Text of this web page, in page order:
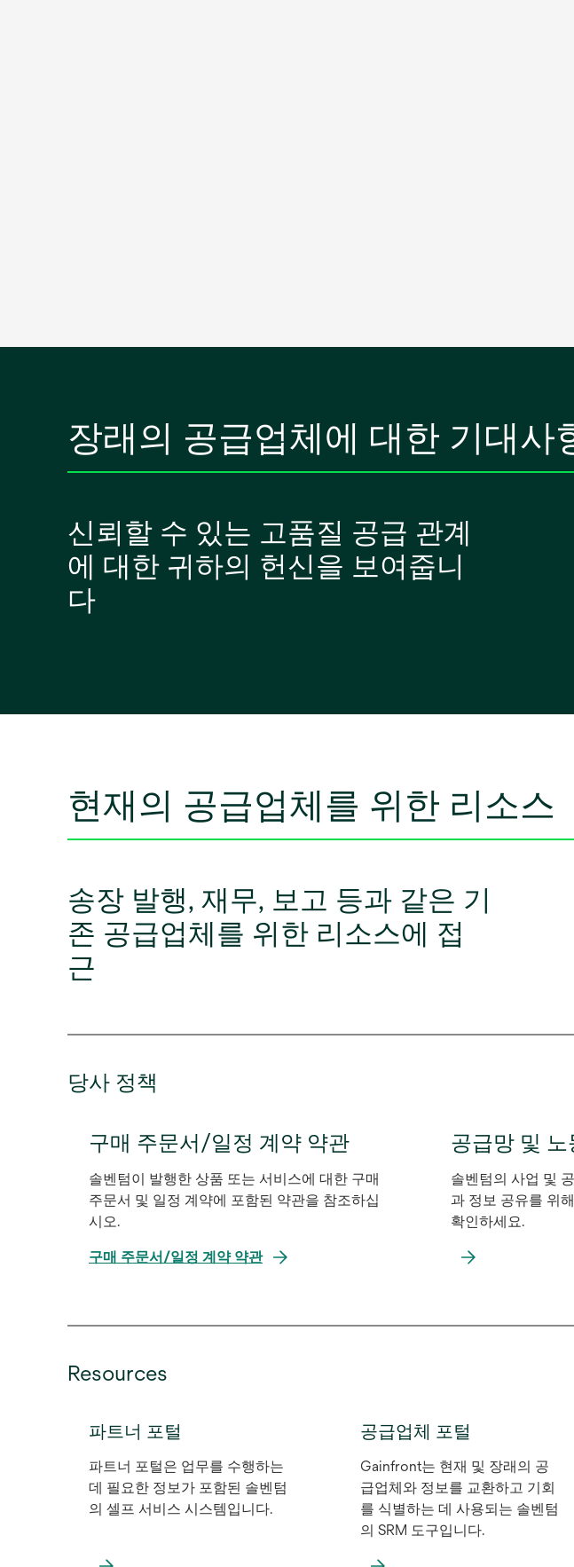
장래의 공급업체에 대한 기대사
신뢰할 수 있는 고품질 공급 관계
에 대한 귀하의 헌신을 보여줍니
다
현재의 공급업체를 위한 리소스
송장 발행, 재무, 보고 등과 같은 기
존 공급업체를 위한 리소스에 접
근
당사 정책
구매 주문서/일정 계약 약관
솔벤텀이 발행한 상품 또는 서비스에 대한 구매
주문서 및 일정 계약에 포함된 약관을 참조하십
시오.
구매 주문서/일정 계약 약관
공급망 및
솔벤텀의 사업 및
과 정보 공유를 위
확인하세요.
Resources
파트너 포털
파트너 포털은 업무를 수행하는
데 필요한 정보가 포함된 솔벤텀
의 셀프 서비스 시스템입니다.
공급업체 포털
Gainfront는 현재 및 장래의 공
급업체와 정보를 교환하고 기회
를 식별하는 데 사용되는 솔벤텀
의 SRM 도구입니다.